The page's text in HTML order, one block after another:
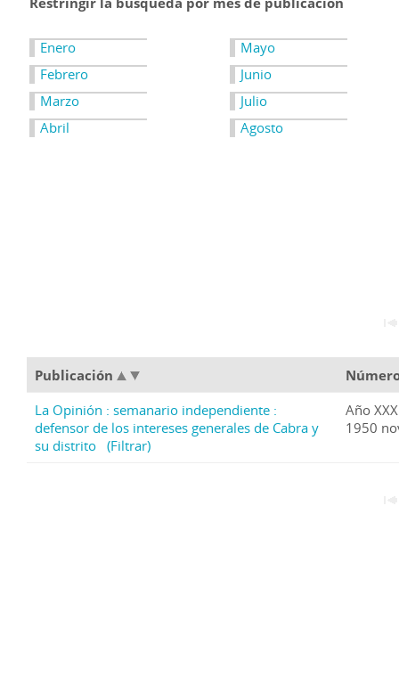
Enero
Febrero
Marzo
Abril
Mayo
Junio
Julio
Agosto
Publicación
La Opinión : semanario independiente :
defensor de los intereses generales de Cabra y
su distrito (Filtrar)
Año
1950